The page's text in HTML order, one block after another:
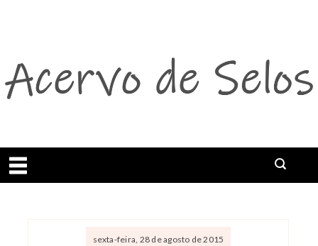
Abrir menu
sexta-feira, 28 de agosto de 2015